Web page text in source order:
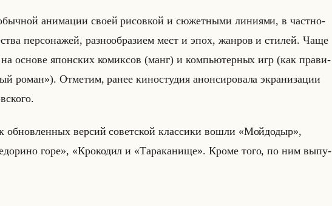
ани­ма­ции своей ри­сов­кой и сю­жет­ны­ми ли­ни­ями, в част­но­
пер­со­на­жей, раз­но­об­ра­зи­ем мест и эпох, жан­ров и сти­лей. Чаще
на ос­но­ве япон­ских ко­мик­сов (манг) и ком­пью­тер­ных игр (как пра­ви­
роман»). От­ме­тим, ранее ки­но­сту­дия анон­си­ро­ва­ла экра­ни­за­ции
об­нов­лен­ных вер­сий со­вет­ской клас­си­ки вошли «Мойдодыр»,
горе», «Крокодил и «Тараканище». Кроме того, по ним вы­пу­